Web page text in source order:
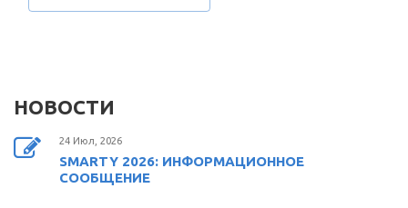
НОВОСТИ
24 Июл, 2026
SMARTY 2026: ИНФОРМАЦИОННОЕ
СООБЩЕНИЕ